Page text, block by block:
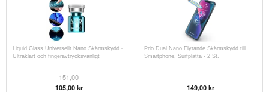
Liquid Glass Universellt Nano Skärmskydd -
Ultraklart och fingeravtrycksvänligt
151,00
105,00kr
Prio Dual Nano Flytande Skärmskydd till
Smartphone, Surfplatta - 2 St.
149,00kr